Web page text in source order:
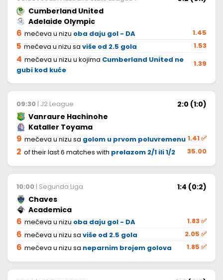
Cumberland United
Adelaide Olympic
6 mečeva u nizu oba daju gol - DA 1.45
5 mečeva u nizu sa više od 2.5 gola 1.53
4 mečeva u nizu u kojima Cumberland United ne
gubi kod kuće
1.39
09:30 | J2 League
2:0 (1:0)
Vanraure Hachinohe
Kataller Toyama
9 mečeva u nizu sa golom u prvom poluvremenu 1.41✅
2 of their last 6 matches with prelazom 2/1 ili 1/2 35.00
10:00 | Segunda Liga
1:4 (0:2)
Chaves
Academica
6 mečeva u nizu oba daju gol - DA 1.83✅
6 mečeva u nizu sa više od 2.5 gola 2.05 ✅
6 mečeva u nizu sa neparnim brojem golova 1.85 ✅